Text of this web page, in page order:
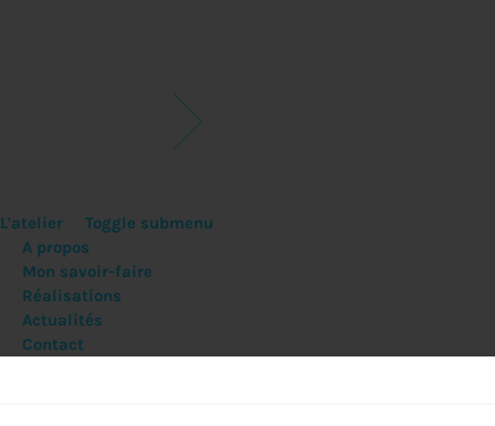
L'atelier
Toggle submenu
A propos
Mon savoir-faire
Réalisations
Actualités
Contact